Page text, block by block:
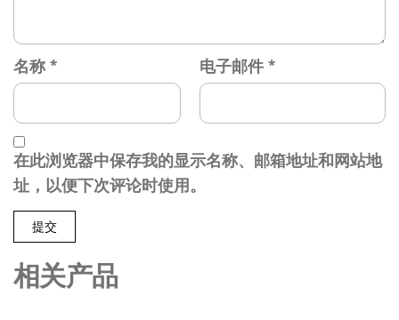
名称 * 电子邮件 *
在此浏览器中保存我的显示名称、邮箱地址和网站地
址，以便下次评论时使用。
相关产品